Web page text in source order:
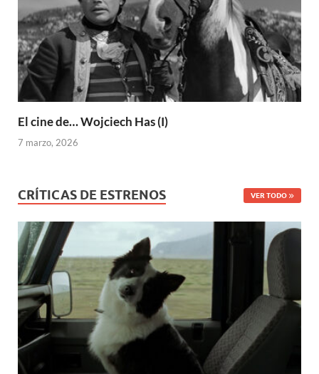
El cine de… Wojciech Has (I)
7 marzo, 2026
CRÍTICAS DE ESTRENOS VER TODO